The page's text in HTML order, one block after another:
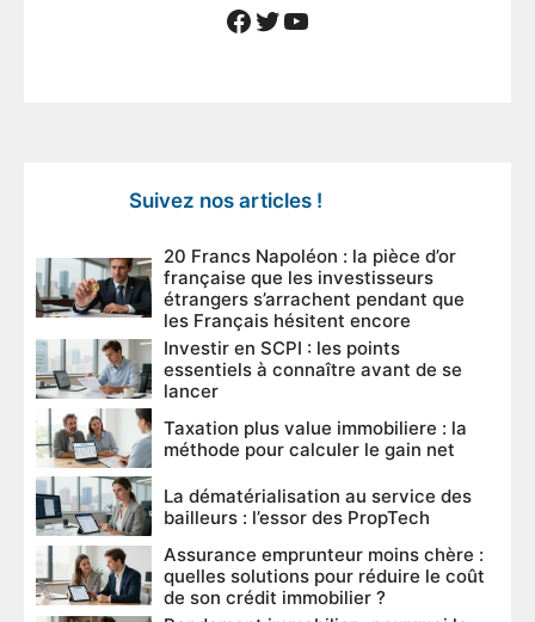
Facebook
Twitter
YouTube
Suivez nos articles !
20 Francs Napoléon : la pièce d’or
française que les investisseurs
étrangers s’arrachent pendant que
les Français hésitent encore
Investir en SCPI : les points
essentiels à connaître avant de se
lancer
Taxation plus value immobiliere : la
méthode pour calculer le gain net
La dématérialisation au service des
bailleurs : l’essor des PropTech
Assurance emprunteur moins chère :
quelles solutions pour réduire le coût
de son crédit immobilier ?